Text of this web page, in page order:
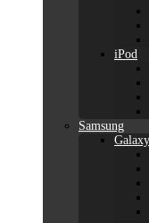
iPod
Samsung